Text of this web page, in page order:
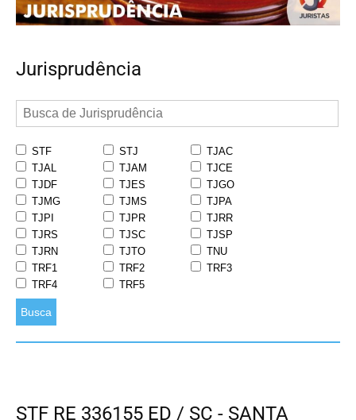
Jurisprudência
STF STJ
TJAC
TJAL
TJAM
TJCE
TJDF
TJES
TJGO
TJMG
TJMS
TJPA
TJPI
TJPR
TJRR
TJRS
TJSC
TJSP
TJRN
TJTO
TNU
TRF1
TRF2
TRF3
TRF4
TRF5
Busca
STF RE 336155 ED / SC - SANTA